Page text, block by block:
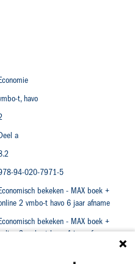
t, havo
a
94-020-7971-5
bekeken - MAX boek +
2 vmbo-t havo 6 jaar afname
bekeken - MAX boek +
2 vmbo-t havo 4 jaar afname